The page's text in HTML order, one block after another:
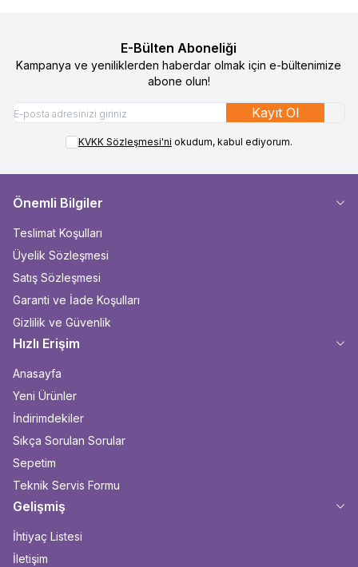
E-Bülten Aboneliği
Kampanya ve yeniliklerden haberdar olmak için e-bültenimize
abone olun!
Kayıt Ol
KVKK Sözleşmesi'ni okudum, kabul ediyorum.
Önemli Bilgiler
Teslimat Koşulları
Üyelik Sözleşmesi
Satış Sözleşmesi
Garanti ve İade Koşulları
Gizlilik ve Güvenlik
Hızlı Erişim
Anasayfa
Yeni Ürünler
İndirimdekiler
Sıkça Sorulan Sorular
Sepetim
Teknik Servis Formu
Gelişmiş
İhtiyaç Listesi
İletişim